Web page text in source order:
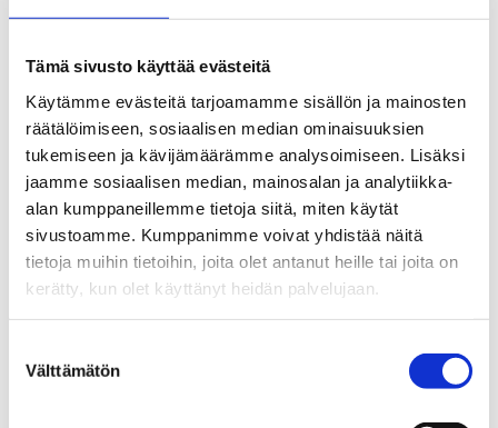
Tämä sivusto käyttää evästeitä
Käytämme evästeitä tarjoamamme sisällön ja mainosten
räätälöimiseen, sosiaalisen median ominaisuuksien
tukemiseen ja kävijämäärämme analysoimiseen. Lisäksi
jaamme sosiaalisen median, mainosalan ja analytiikka-
alan kumppaneillemme tietoja siitä, miten käytät
sivustoamme. Kumppanimme voivat yhdistää näitä
tietoja muihin tietoihin, joita olet antanut heille tai joita on
kerätty, kun olet käyttänyt heidän palvelujaan.
valinta
Välttämätön
See the route on the map